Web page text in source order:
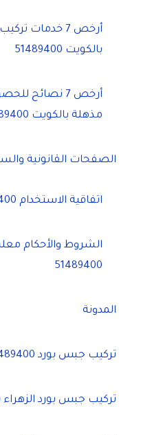
أرخص 7 خدمات
بالكويت 51489400
أرخص 7
مذهلة بالكويت 51489400
الصفحات القانونية
اتفاقية الاستخدام 51489400
الشروط والأحكام
51489400
المدونة
تركيب جبس بورد 51489400
تركيب جبس بورد الزهراء